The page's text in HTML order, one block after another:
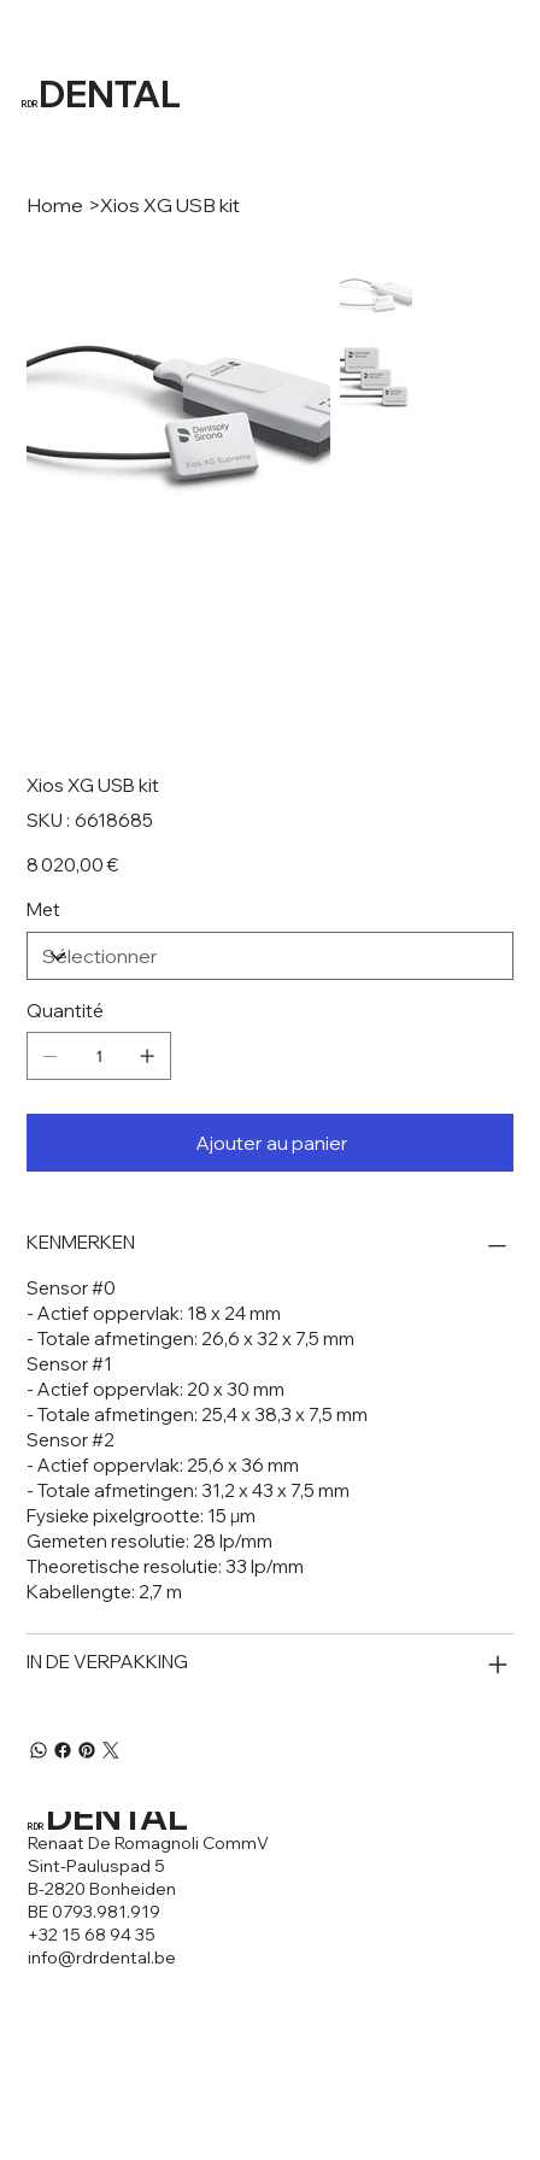
RDR DENTAL
Home >Xios XG USB kit
Xios XG USB kit
SKU :
SKU
6618685
6618685
Prix
8 020,00 €
Met
Quantité
Ajouter au panier
KENMERKEN
Sensor #0
- Actief oppervlak: 18 x 24 mm
- Totale afmetingen: 26,6 x 32 x 7,5 mm
Sensor #1
- Actief oppervlak: 20 x 30 mm
- Totale afmetingen: 25,4 x 38,3 x 7,5 mm
Sensor #2
- Actief oppervlak: 25,6 x 36 mm
- Totale afmetingen: 31,2 x 43 x 7,5 mm
Fysieke pixelgrootte: 15 μm
Gemeten resolutie: 28 lp/mm
Theoretische resolutie: 33 lp/mm
Kabellengte: 2,7 m
IN DE VERPAKKING
Renaat De Romagnoli CommV
Sint-Pauluspad 5
B-2820 Bonheiden
BE 0793.981.919
+32 15 68 94 35
info@rdrdental.be
RDR DENTAL